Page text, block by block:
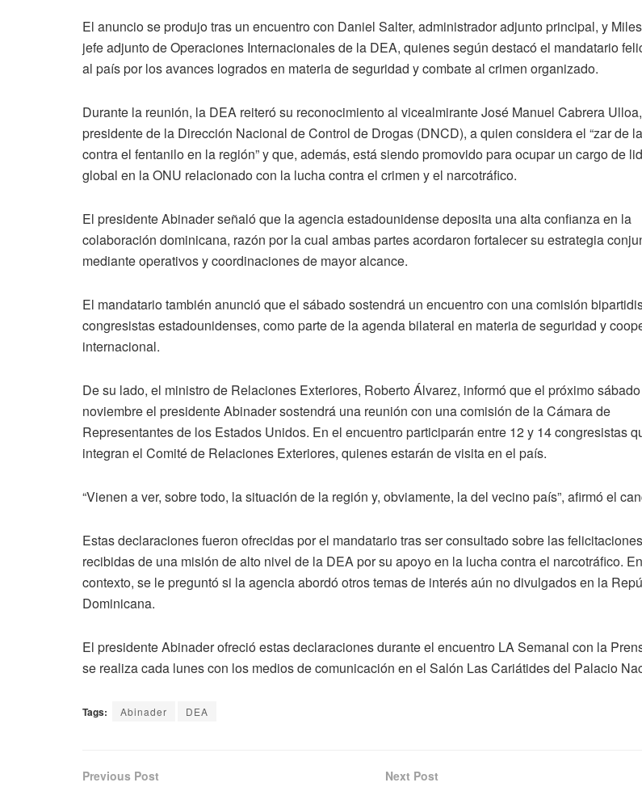
El anuncio se produjo tras un encuentro con Daniel Salter, administrador adjunto principal, y
jefe adjunto de Operaciones Internacionales de la DEA, quienes según destacó el mandatario
al país por los avances logrados en materia de seguridad y combate al crimen organizado.
Durante la reunión, la DEA reiteró su reconocimiento al vicealmirante José Manuel Cabrera Ulloa,
presidente de la Dirección Nacional de Control de Drogas (DNCD), a quien considera el “zar de
contra el fentanilo en la región” y que, además, está siendo promovido para ocupar un cargo de
global en la ONU relacionado con la lucha contra el crimen y el narcotráfico.
El presidente Abinader señaló que la agencia estadounidense deposita una alta confianza en la
colaboración dominicana, razón por la cual ambas partes acordaron fortalecer su estrategia
mediante operativos y coordinaciones de mayor alcance.
El mandatario también anunció que el sábado sostendrá un encuentro con una comisión
congresistas estadounidenses, como parte de la agenda bilateral en materia de seguridad y
internacional.
De su lado, el ministro de Relaciones Exteriores, Roberto Álvarez, informó que el próximo
noviembre el presidente Abinader sostendrá una reunión con una comisión de la Cámara de
Representantes de los Estados Unidos. En el encuentro participarán entre 12 y 14 congresistas
integran el Comité de Relaciones Exteriores, quienes estarán de visita en el país.
“Vienen a ver, sobre todo, la situación de la región y, obviamente, la del vecino país”, afirmó el
Estas declaraciones fueron ofrecidas por el mandatario tras ser consultado sobre las felicitaciones
recibidas de una misión de alto nivel de la DEA por su apoyo en la lucha contra el narcotráfico.
contexto, se le preguntó si la agencia abordó otros temas de interés aún no divulgados en la
Dominicana.
El presidente Abinader ofreció estas declaraciones durante el encuentro LA Semanal con la
se realiza cada lunes con los medios de comunicación en el Salón Las Cariátides del Palacio
Tags: Abinader DEA
Previous Post Next Post